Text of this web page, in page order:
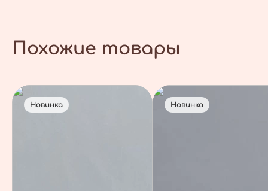
Похожие товары
Новинка Новинка